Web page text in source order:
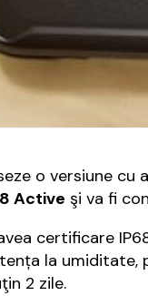
o versiune
Active şi va fi
certificare
la
2 zile.